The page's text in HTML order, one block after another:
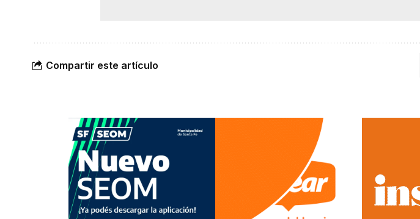
Compartir este artículo